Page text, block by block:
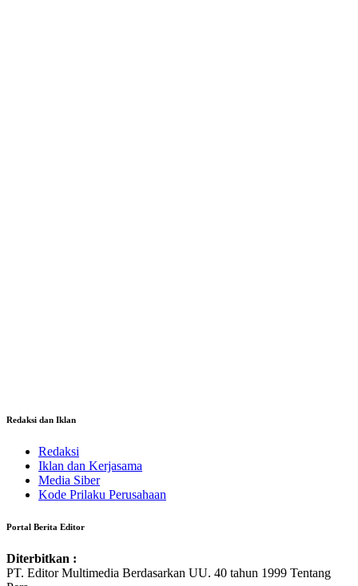
Redaksi dan Iklan
Redaksi
Iklan dan Kerjasama
Media Siber
Kode Prilaku Perusahaan
Portal Berita Editor
Diterbitkan :
PT. Editor Multimedia Berdasarkan UU. 40 tahun 1999 Tentang